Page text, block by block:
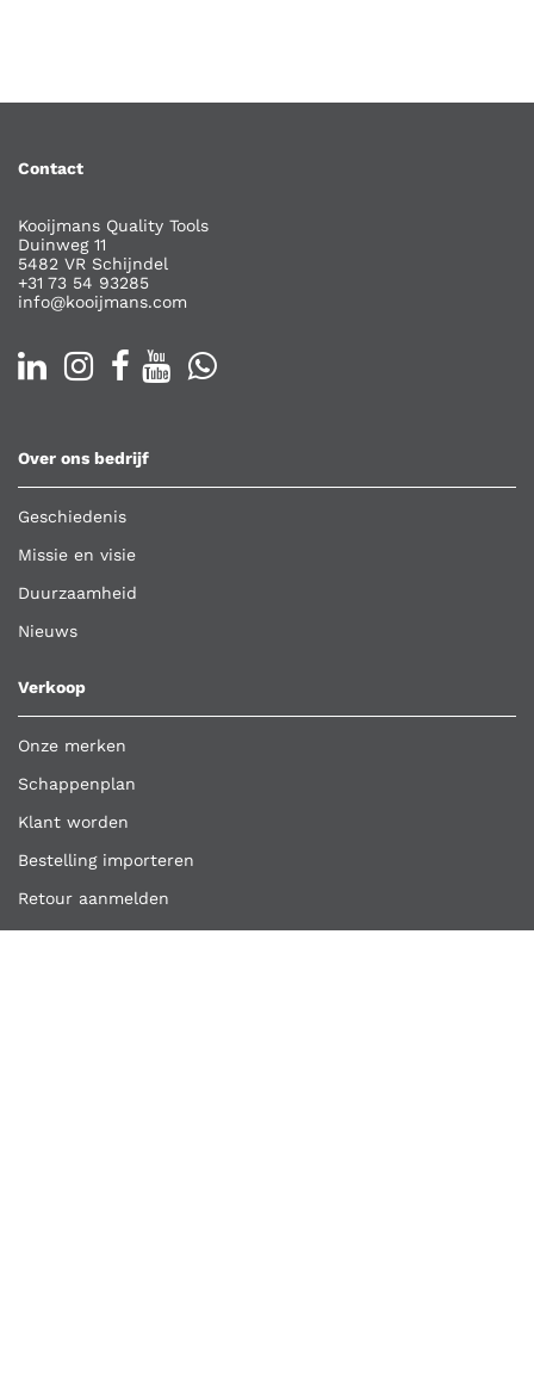
Contact
Kooijmans Quality Tools
Duinweg 11
5482 VR Schijndel
+31 73 54 93285
info@kooijmans.com
Over ons bedrijf
Geschiedenis
Missie en visie
Duurzaamheid
Nieuws
Verkoop
Onze merken
Schappenplan
Klant worden
Bestelling importeren
Retour aanmelden